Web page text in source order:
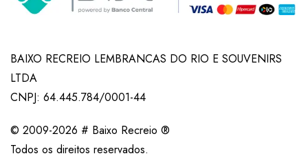
BAIXO RECREIO LEMBRANCAS DO RIO E SOUVENIRS
LTDA
CNPJ: 64.445.784/0001-44
© 2009-2026 # Baixo Recreio ®
Todos os direitos reservados.